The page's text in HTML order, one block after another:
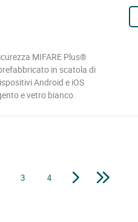
MIFARE Plus®
in scatola di
Android e iOS
e vetro bianco.
3 4